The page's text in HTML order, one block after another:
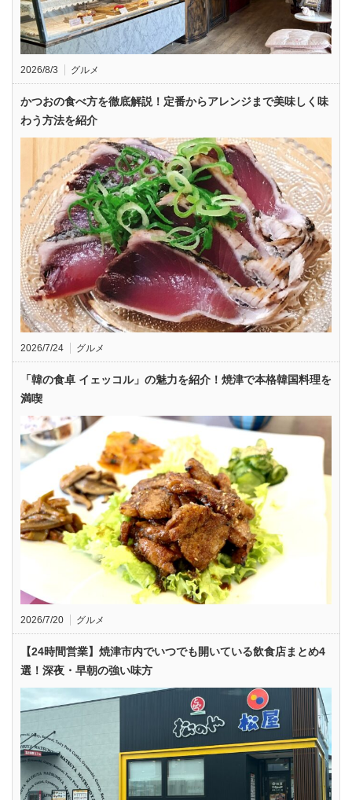
2026/8/3 グルメ
かつおの食べ方を徹底解説！定番からアレンジまで美味しく味
わう方法を紹介
2026/7/24 グルメ
「韓の食卓 イェッコル」の魅力を紹介！焼津で本格韓国料理を
満喫
2026/7/20 グルメ
【24時間営業】焼津市内でいつでも開いている飲食店まとめ4
選！深夜・早朝の強い味方